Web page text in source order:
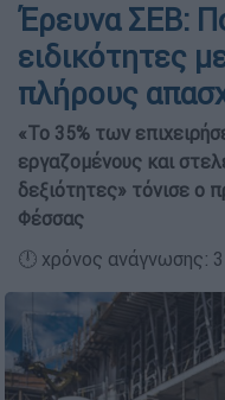
Έρευνα ΣΕΒ:
ειδικότητες
πλήρους
«Το 35% των
εργαζομένους και
δεξιότητες» τόνισε
Φέσσας
🕛 χρόνος ανάγνωσης: